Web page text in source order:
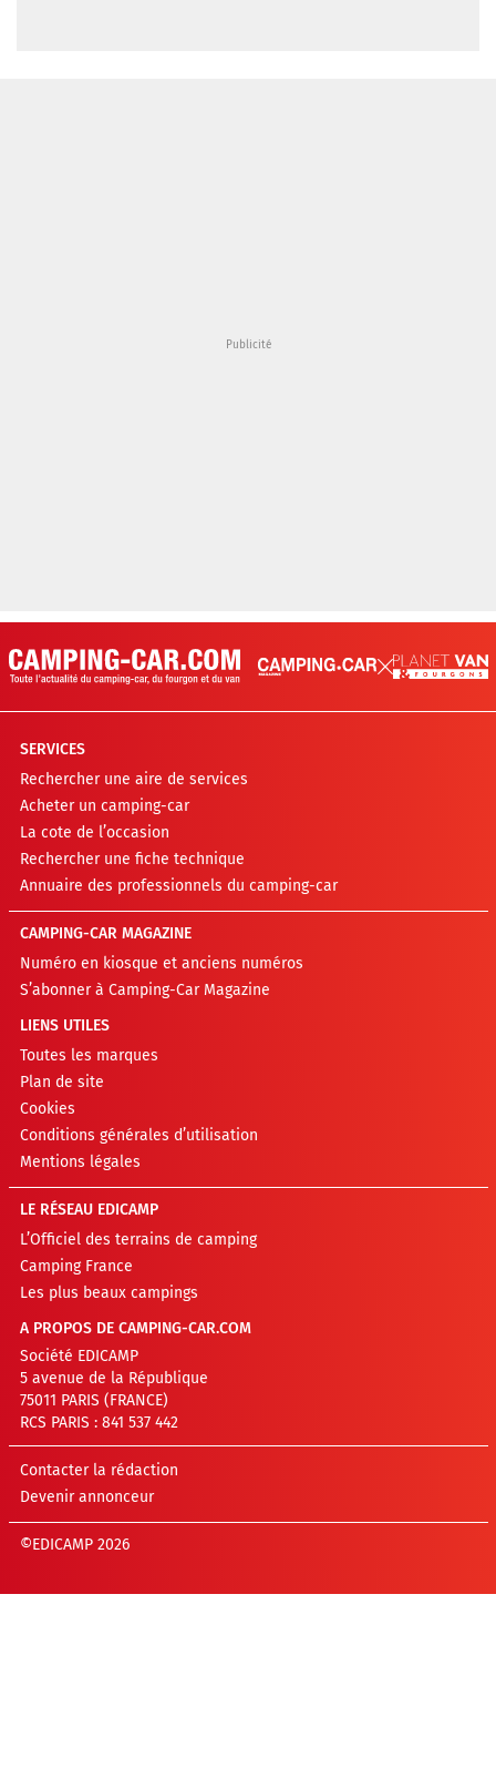
SERVICES
Rechercher une aire de services
Acheter un camping-car
La cote de l’occasion
Rechercher une fiche technique
Annuaire des professionnels du camping-car
CAMPING-CAR MAGAZINE
Numéro en kiosque et anciens numéros
S’abonner à Camping-Car Magazine
LIENS UTILES
Toutes les marques
Plan de site
Cookies
Conditions générales d’utilisation
Mentions légales
LE RÉSEAU EDICAMP
L’Officiel des terrains de camping
Camping France
Les plus beaux campings
A PROPOS DE CAMPING-CAR.COM
Société EDICAMP
5 avenue de la République
75011 PARIS (FRANCE)
RCS PARIS : 841 537 442
Contacter la rédaction
Devenir annonceur
©EDICAMP 2026